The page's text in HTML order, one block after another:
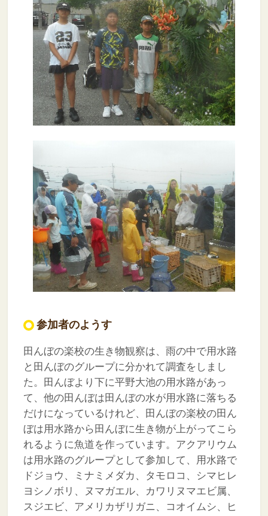
参加者のようす
田んぼの楽校の生き物観察は、雨の中で用水路
と田んぼのグループに分かれて調査をしまし
た。田んぼより下に平野大池の用水路があっ
て、他の田んぼは田んぼの水が用水路に落ちる
だけになっているけれど、田んぼの楽校の田ん
ぼは用水路から田んぼに生き物が上がってこら
れるように魚道を作っています。アクアリウム
は用水路のグループとして参加して、用水路で
ドジョウ、ミナミメダカ、タモロコ、シマヒレ
ヨシノボリ、ヌマガエル、カワリヌマエビ属、
スジエビ、アメリカザリガニ、コオイムシ、ヒ